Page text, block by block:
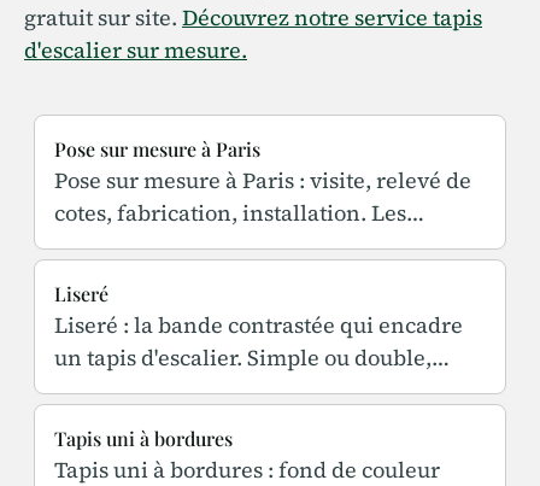
gratuit sur site. Découvrez notre service tapis
d'escalier sur mesure.
Pose sur mesure à Paris
Pose sur mesure à Paris : visite, relevé de
cotes, fabrication, installation. Les
contraintes propres aux escaliers et
appartements parisiens.
Liseré
Liseré : la bande contrastée qui encadre
un tapis d'escalier. Simple ou double,
largeur, accord avec les tringles et les
ferronneries.
Tapis uni à bordures
Tapis uni à bordures : fond de couleur